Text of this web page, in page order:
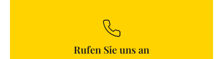
Rufen Sie uns an